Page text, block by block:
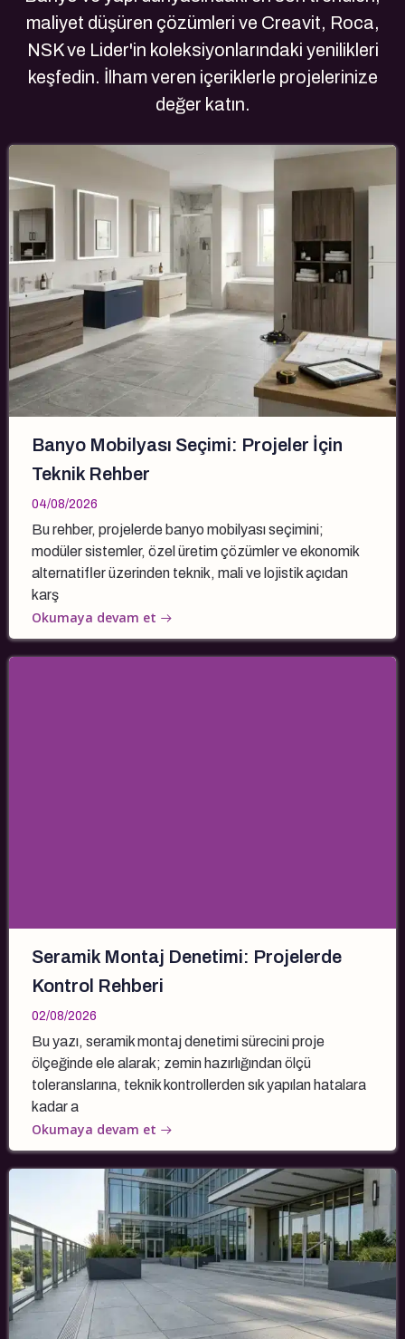
maliyet düşüren çözümleri ve Creavit, Roca,
NSK ve Lider'in koleksiyonlarındaki yenilikleri
keşfedin. İlham veren içeriklerle projelerinize
değer katın.
Banyo Mobilyası Seçimi: Projeler İçin
Teknik Rehber
04/08/2026
Bu rehber, projelerde banyo mobilyası seçimini;
modüler sistemler, özel üretim çözümler ve ekonomik
alternatifler üzerinden teknik, mali ve lojistik açıdan
karş
Okumaya devam et
Seramik Montaj Denetimi: Projelerde
Kontrol Rehberi
02/08/2026
Bu yazı, seramik montaj denetimi sürecini proje
ölçeğinde ele alarak; zemin hazırlığından ölçü
toleranslarına, teknik kontrollerden sık yapılan hatalara
kadar a
Okumaya devam et